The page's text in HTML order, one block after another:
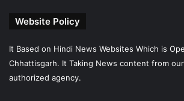
Website Policy
It Based on Hindi News Websites Which is
Chhattisgarh. It Taking News content from
authorized agency.